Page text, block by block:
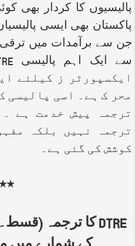
پالیسیوں کا کردار بھی
پاکستان بھی ایسی
جن سے برآمدات میں ترقی
سے ایک اہم پالیسی
ایکسپورٹر ز کیلئے
محر ک ہے۔ اسی پالیسی
ترجمہ پیش خدمت ہے
ترجمہ نہیں بلکہ
کوشش کی گئی ہے۔
DTRE